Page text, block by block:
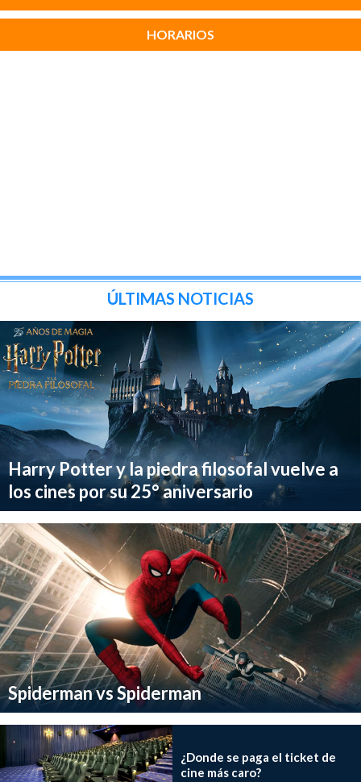
HORARIOS
ÚLTIMAS NOTICIAS
Harry Potter y la piedra filosofal vuelve a
los cines por su 25° aniversario
Spiderman vs Spiderman
¿Donde se paga el ticket de
cine más caro?